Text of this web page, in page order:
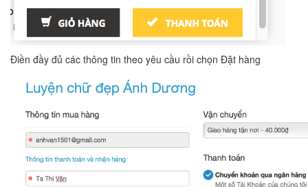
Điền đầy đủ các thông tin theo yêu cầu rồi chọn Đặt hàng